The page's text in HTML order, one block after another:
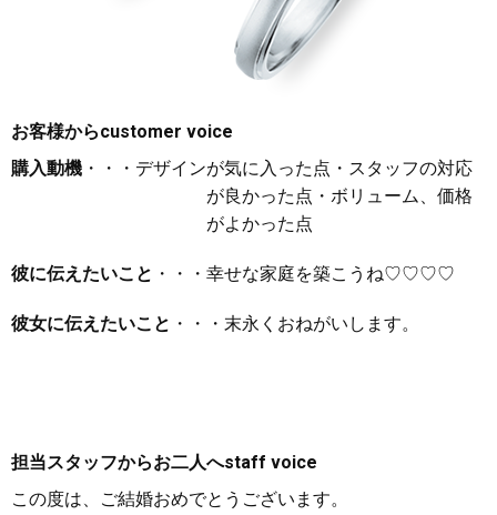
お客様からcustomer voice
購入動機 ・・・デザインが気に入った点・スタッフの対応
が良かった点・ボリューム、価格
がよかった点
彼に伝えたいこと ・・・幸せな家庭を築こうね♡♡♡♡
彼女に伝えたいこと ・・・末永くおねがいします。
担当スタッフからお二人へstaff voice
この度は、ご結婚おめでとうございます。